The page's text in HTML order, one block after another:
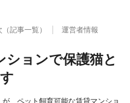
（記事一覧） 運営者情報
ションで保護猫と
、ペット飼育可能な賃貸マンショ